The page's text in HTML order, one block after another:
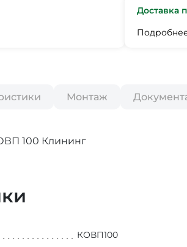
Доставка
Монтаж
Экосети ОВП 100
КОВП100